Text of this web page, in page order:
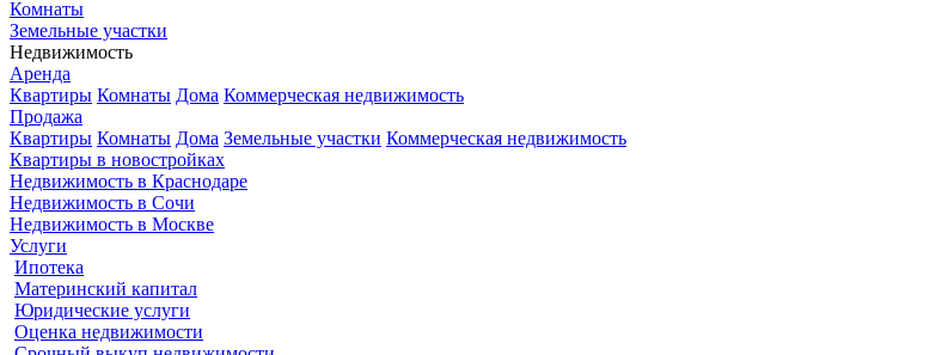
Комнаты
Земельные участки
Недвижимость
Аренда
Квартиры Комнаты Дома Коммерческая недвижимость
Продажа
Квартиры Комнаты Дома Земельные участки Коммерческая недвижимость
Квартиры в новостройках
Недвижимость в Краснодаре
Недвижимость в Сочи
Недвижимость в Москве
Услуги
Ипотека
Материнский капитал
Юридические услуги
Оценка недвижимости